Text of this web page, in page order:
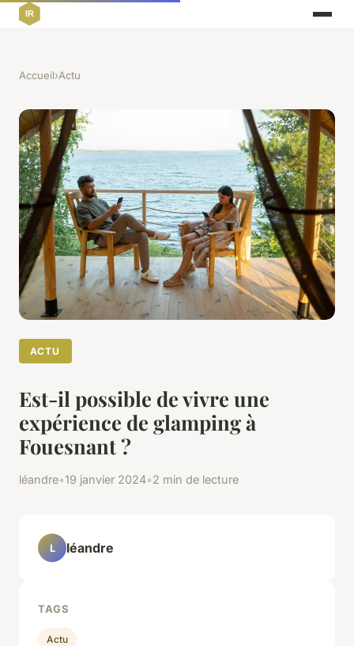
Accueil›Actu
ACTU
Est-il possible de vivre une
expérience de glamping à
Fouesnant ?
léandre•19 janvier 2024•2 min de lecture
L léandre
TAGS
Actu